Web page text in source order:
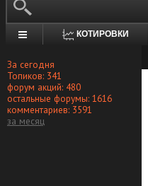
КОТИРОВКИ
За сегодня
Топиков: 341
форум акций: 480
остальные форумы: 1616
комментариев: 3591
за месяц